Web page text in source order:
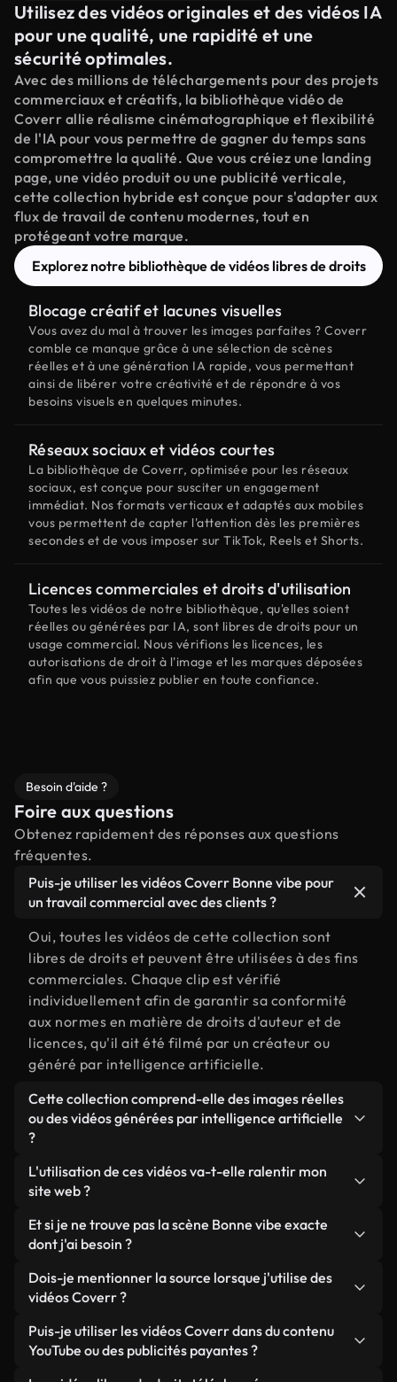
Utilisez des vidéos originales et des vidéos IA
pour une qualité, une rapidité et une
sécurité optimales.
Avec des millions de téléchargements pour des projets
commerciaux et créatifs, la bibliothèque vidéo de
Coverr allie réalisme cinématographique et flexibilité
de l'IA pour vous permettre de gagner du temps sans
compromettre la qualité. Que vous créiez une landing
page, une vidéo produit ou une publicité verticale,
cette collection hybride est conçue pour s'adapter aux
flux de travail de contenu modernes, tout en
protégeant votre marque.
Explorez notre bibliothèque de vidéos libres de droits
Blocage créatif et lacunes visuelles
Vous avez du mal à trouver les images parfaites ? Coverr
comble ce manque grâce à une sélection de scènes
réelles et à une génération IA rapide, vous permettant
ainsi de libérer votre créativité et de répondre à vos
besoins visuels en quelques minutes.
Réseaux sociaux et vidéos courtes
La bibliothèque de Coverr, optimisée pour les réseaux
sociaux, est conçue pour susciter un engagement
immédiat. Nos formats verticaux et adaptés aux mobiles
vous permettent de capter l'attention dès les premières
secondes et de vous imposer sur TikTok, Reels et Shorts.
Licences commerciales et droits d'utilisation
Toutes les vidéos de notre bibliothèque, qu'elles soient
réelles ou générées par IA, sont libres de droits pour un
usage commercial. Nous vérifions les licences, les
autorisations de droit à l'image et les marques déposées
afin que vous puissiez publier en toute confiance.
Besoin d'aide ?
Foire aux questions
Obtenez rapidement des réponses aux questions
fréquentes.
Puis-je utiliser les vidéos Coverr Bonne vibe pour
un travail commercial avec des clients ?
Oui, toutes les vidéos de cette collection sont
libres de droits et peuvent être utilisées à des fins
commerciales. Chaque clip est vérifié
individuellement afin de garantir sa conformité
aux normes en matière de droits d'auteur et de
licences, qu'il ait été filmé par un créateur ou
généré par intelligence artificielle.
Cette collection comprend-elle des images réelles
ou des vidéos générées par intelligence artificielle
?
Les deux. Il s'agit d'une bibliothèque hybride
composée de véritables images filmées par des
générées par IA. Chaque vidéo est clairement
identifiée afin que vous sachiez toujours ce que
vous utilisez.
L'utilisation de ces vidéos va-t-elle ralentir mon
site web ?
Sauf si vous choisissez nos versions optimisées.
Nous proposons des formats légers, prêts pour le
ils conservent une qualité élevée tout en
minimisant les temps de chargement et en
améliorant des indicateurs comme le LCP.
Et si je ne trouve pas la scène Bonne vibe exacte
dont j'ai besoin ?
Vous pouvez en créer une instantanément avec
Coverr AI Studio. Il vous suffit de décrire la scène,
le Studio générera en quelques secondes une vidéo
personnalisée conforme à nos normes de licence.
Dois-je mentionner la source lorsque j'utilise des
vidéos Coverr ?
Aucune attribution n'est requise. Toutes les vidéos
de notre bibliothèque sont libres de droits et
Puis-je utiliser les vidéos Coverr dans du contenu
YouTube ou des publicités payantes ?
Oui. Toutes les séquences vidéo de Coverr peuvent